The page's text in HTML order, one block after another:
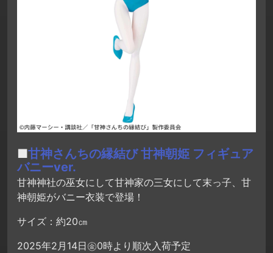
■甘神さんちの縁結び 甘神朝姫 フィギュア
バニーver.
甘神神社の巫女にして甘神家の三女にして末っ子、甘
神朝姫がバニー衣装で登場！
サイズ：約20㎝
2025年2月14日㊎0時より順次入荷予定